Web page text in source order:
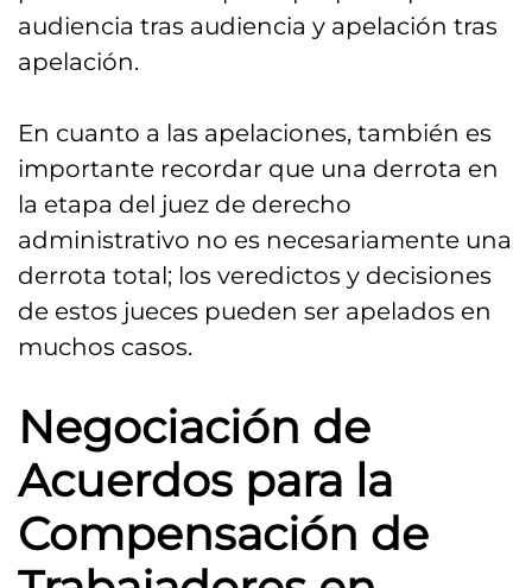
audiencia tras audiencia y apelación tras
apelación.
En cuanto a las apelaciones, también es
importante recordar que una derrota en
la etapa del juez de derecho
administrativo no es necesariamente una
derrota total; los veredictos y decisiones
de estos jueces pueden ser apelados en
muchos casos.
Negociación de
Acuerdos para la
Compensación de